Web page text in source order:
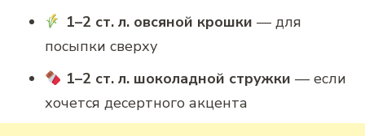
1–2 ст. л. овсяной крошки — для
посыпки сверху
1–2 ст. л. шоколадной стружки — если
хочется десертного акцента